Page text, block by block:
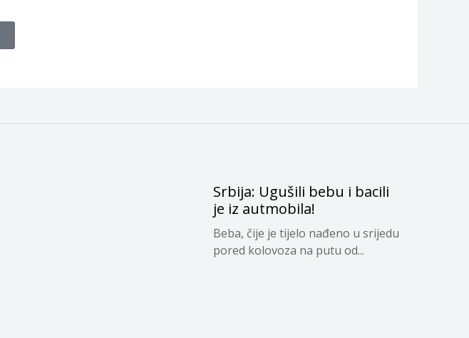
Srbija: Ugušili bebu i bacili
je iz autmobila!
Beba, čije je tijelo nađeno u srijedu
pored kolovoza na putu od...